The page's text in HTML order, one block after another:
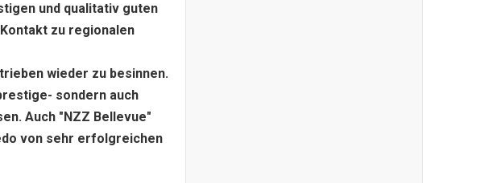
und qualitativ guten
zu regionalen
wieder zu besinnen.
sondern auch
Auch "NZZ Bellevue"
von sehr erfolgreichen